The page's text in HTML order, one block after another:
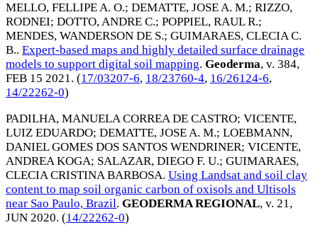
MELLO, FELLIPE A. O.; DEMATTE, JOSE A. M.; RIZZO,
RODNEI; DOTTO, ANDRE C.; POPPIEL, RAUL R.;
MENDES, WANDERSON DE S.; GUIMARAES, CLECIA C.
B.. Expert-based maps and highly detailed surface drainage
models to support digital soil mapping. Geoderma, v. 384,
FEB 15 2021. (17/03207-6, 18/23760-4, 16/26124-6,
14/22262-0)
PADILHA, MANUELA CORREA DE CASTRO; VICENTE,
LUIZ EDUARDO; DEMATTE, JOSE A. M.; LOEBMANN,
DANIEL GOMES DOS SANTOS WENDRINER; VICENTE,
ANDREA KOGA; SALAZAR, DIEGO F. U.; GUIMARAES,
CLECIA CRISTINA BARBOSA. Using Landsat and soil clay
content to map soil organic carbon of oxisols and Ultisols
near Sao Paulo, Brazil. GEODERMA REGIONAL, v. 21,
JUN 2020. (14/22262-0)